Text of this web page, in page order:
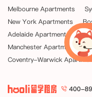
Melbourne Apartments
New York Apartments
Adelaide Apartments
Manchester Apartments
Coventry-Warwick
400-